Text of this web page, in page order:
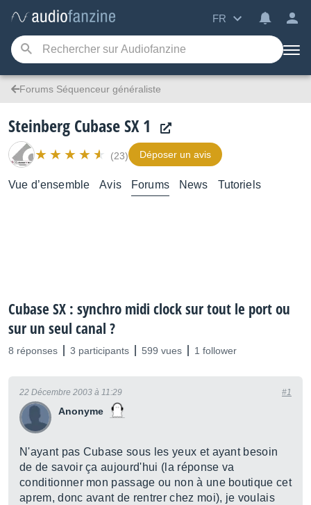
FR
Forums Séquenceur généraliste
Steinberg Cubase SX 1
(23) Déposer un avis
Vue d’ensemble Avis Forums News Tutoriels
Cubase SX : synchro midi clock sur tout le port ou
sur un seul canal ?
8 réponses 3 participants 599 vues 1 follower
Anonyme
22 Décembre 2003 à 11:29 #1
N'ayant pas Cubase sous les yeux et ayant besoin
de de savoir ça aujourd'hui (la réponse va
conditionner mon passage ou non à une boutique cet
aprem, donc avant de rentrer chez moi), je voulais